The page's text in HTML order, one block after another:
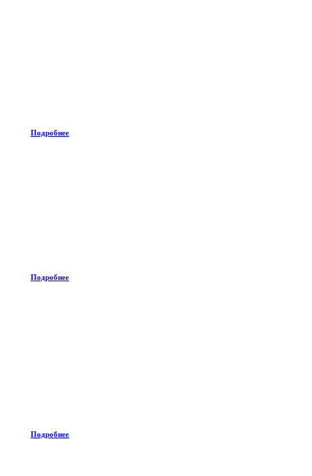
Подробнее
Подробнее
Подробнее